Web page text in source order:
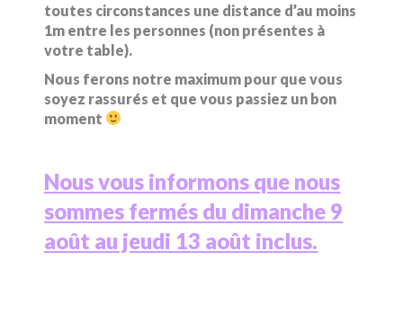
toutes circonstances une distance d’au moins
1m entre les personnes (non présentes à
votre table).
Nous ferons notre maximum pour que vous
soyez rassurés et que vous passiez un bon
moment
Nous vous informons que nous
sommes fermés du dimanche 9
août au jeudi 13 août inclus.